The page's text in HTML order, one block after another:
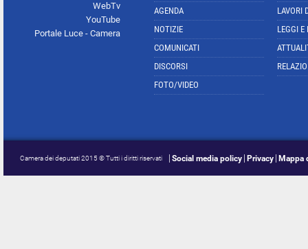
WebTv
YouTube
Portale Luce - Camera
AGENDA
NOTIZIE
COMUNICATI
DISCORSI
FOTO/VIDEO
LAVORI
LEGGI E
Camera dei deputati 2015 © Tutti i diritti riservati Social media policy Privacy Mappa